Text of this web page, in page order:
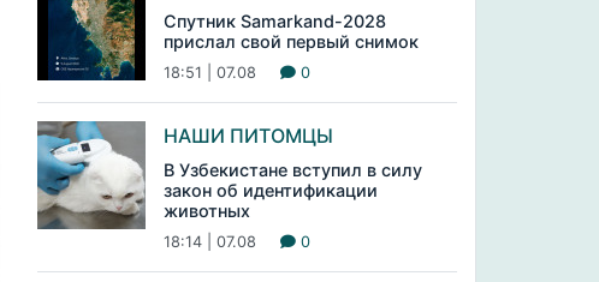
Спутник Samarkand-2028
прислал свой первый снимок
18:51 | 07.08 0
НАШИ ПИТОМЦЫ
В Узбекистане вступил в силу
закон об идентификации
животных
18:14 | 07.08 0